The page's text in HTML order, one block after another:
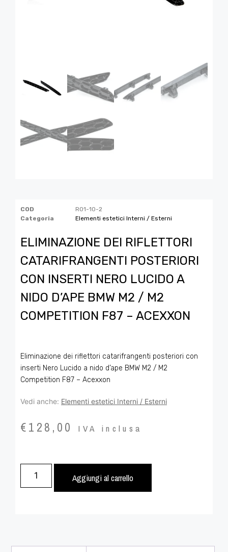
COD
R01-10-2
Categoria
Elementi estetici Interni / Esterni
ELIMINAZIONE DEI RIFLETTORI
CATARIFRANGENTI POSTERIORI
CON INSERTI NERO LUCIDO A
NIDO D’APE BMW M2 / M2
COMPETITION F87 – ACEXXON
Eliminazione dei riflettori catarifrangenti posteriori con
inserti Nero Lucido a nido d’ape BMW M2 / M2
Competition F87 – Acexxon
Vedi anche: Elementi estetici Interni / Esterni
€128,00 IVA inclusa
Aggiungi al carrello